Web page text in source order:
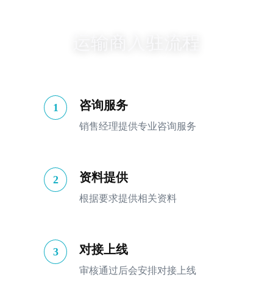
1 咨询服务
销售经理提供专业咨询服务
2 资料提供
根据要求提供相关资料
3 对接上线
审核通过后会安排对接上线